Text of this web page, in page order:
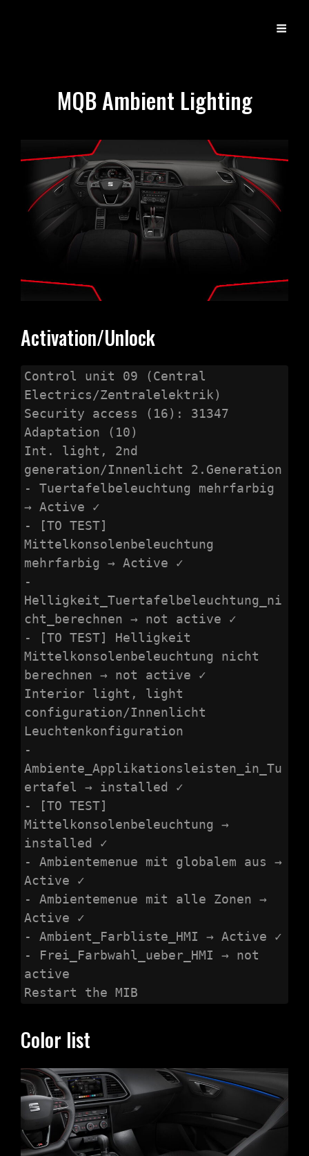
MQB Ambient Lighting
Activation/Unlock
Control unit 09 (Central
Electrics/Zentralelektrik)
Security access (16): 31347
Adaptation (10)
Int. light, 2nd
generation/Innenlicht 2.Generation
- Tuertafelbeleuchtung mehrfarbig
→ Active ✓
- [TO TEST]
Mittelkonsolenbeleuchtung
mehrfarbig → Active ✓
-
Helligkeit_Tuertafelbeleuchtung_ni
cht_berechnen → not active ✓
- [TO TEST] Helligkeit
Mittelkonsolenbeleuchtung nicht
berechnen → not active ✓
Interior light, light
configuration/Innenlicht
Leuchtenkonfiguration
-
Ambiente_Applikationsleisten_in_Tu
ertafel → installed ✓
- [TO TEST]
Mittelkonsolenbeleuchtung →
installed ✓
- Ambientemenue mit globalem aus →
Active ✓
- Ambientemenue mit alle Zonen →
Active ✓
- Ambient_Farbliste_HMI → Active ✓
- Frei_Farbwahl_ueber_HMI → not
active
Restart the MIB
Color list